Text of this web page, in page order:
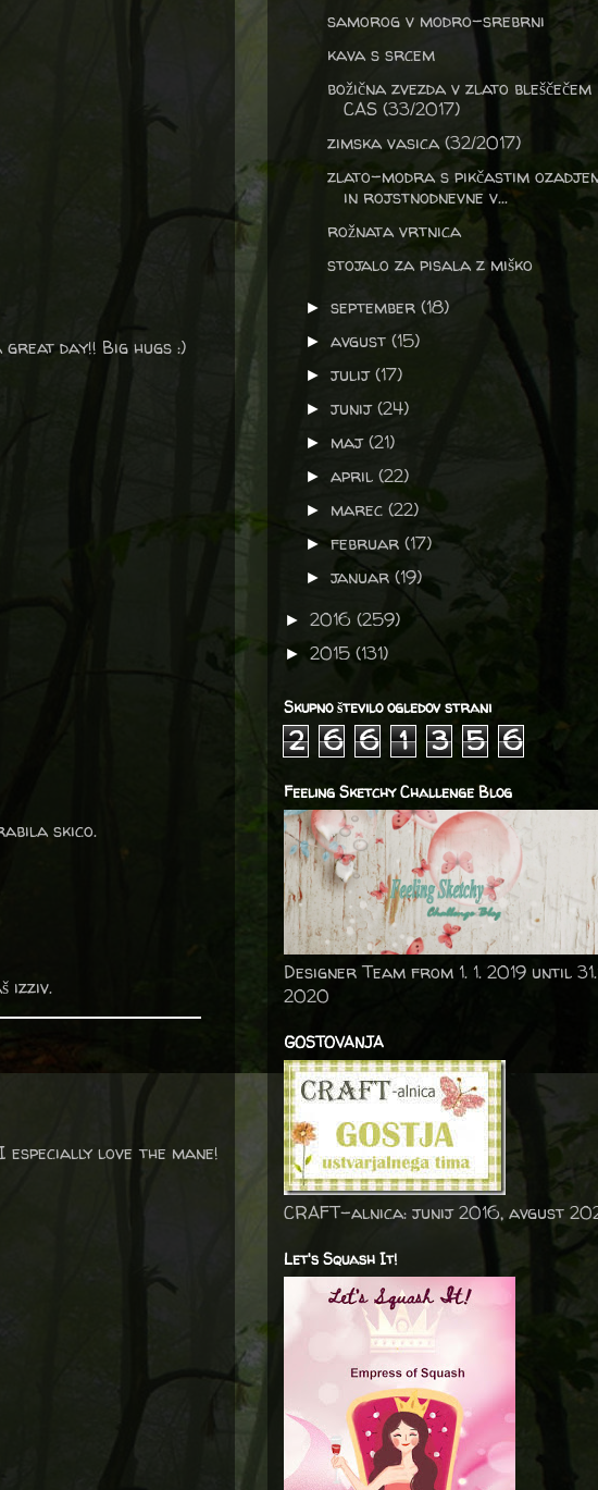
day!! Big hugs :)
skico.
izziv.
love the mane!
samorog v modro-srebrni
kava s srcem
božična zvezda v zlato bleščečem
CAS (33/2017)
zimska vasica (32/2017)
zlato-modra s pikčastim
in rojstnodnevne v...
rožnata vrtnica
stojalo za pisala z miško
►september(18)
►avgust(15)
►julij(17)
►junij(24)
► maj(21)
►april(22)
► marec(22)
►februar(17)
►januar(19)
► 2016 (259)
► 2015 (131)
Skupno število ogledov strani
2 6 6 1 3 5 6
Feeling Sketchy Challenge Blog
Designer Team from 1. 1. 2019 until
2020
GOSTOVANJA
CRAFT-alnica: junij 2016, avgust
Let's Squash It!